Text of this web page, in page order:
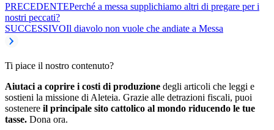
PRECEDENTEPerché a messa supplichiamo altri di pregare per i
nostri peccati?
SUCCESSIVOIl diavolo non vuole che andiate a Messa
Ti piace il nostro contenuto?
Aiutaci a coprire i costi di produzione degli articoli che leggi e
sostieni la missione di Aleteia. Grazie alle detrazioni fiscali, puoi
sostenere il principale sito cattolico al mondo riducendo le tue
tasse. Dona ora.